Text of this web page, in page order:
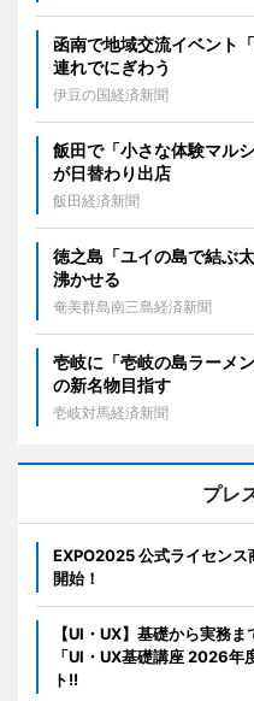
函南で地域交流イベント
連れでにぎわう
伊豆の国経済新聞
飯田で「小さな体験マル
が日替わり出店
飯田経済新聞
徳之島「ユイの島で結ぶ
沸かせる
奄美群島南三島経済新聞
壱岐に「壱岐の島ラーメ
の新名物目指す
壱岐対馬経済新聞
プレ
EXPO2025 公式ライセンス
開始！
【UI・UX】基礎から実務
「UI・UX基礎講座 2026年
ト!!